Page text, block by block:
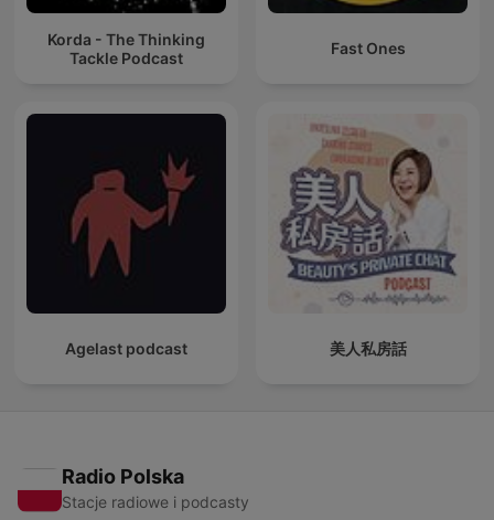
Korda - The Thinking
Tackle Podcast
Fast Ones
Agelast podcast 美人私房話
Radio Polska
Stacje radiowe i podcasty